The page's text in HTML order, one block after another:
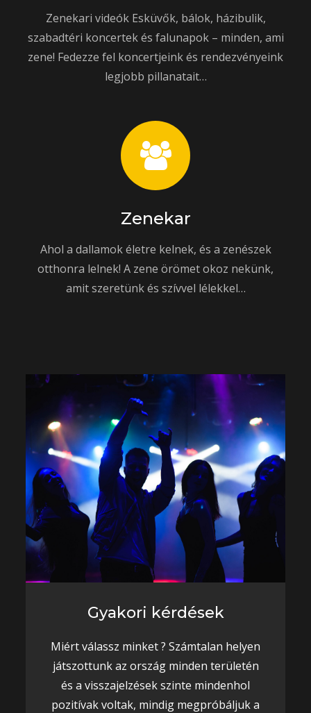
Zenekari videók Esküvők, bálok, házibulik,
szabadtéri koncertek és falunapok – minden, ami
zene! Fedezze fel koncertjeink és rendezvényeink
legjobb pillanatait…
Zenekar
Ahol a dallamok életre kelnek, és a zenészek
otthonra lelnek! A zene örömet okoz nekünk,
amit szeretünk és szívvel lélekkel…
Gyakori kérdések
Miért válassz minket ? Számtalan helyen
játszottunk az ország minden területén
és a visszajelzések szinte mindenhol
pozitívak voltak, mindig megpróbáljuk a